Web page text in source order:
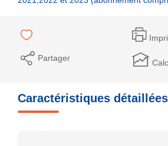
Partager
Caractéristiques détaillées